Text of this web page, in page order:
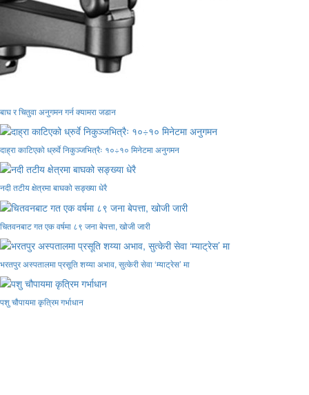
बाघ र चितुवा अनुगमन गर्न क्यामरा जडान
दाह्रा काटिएको ध्रुर्वे निकुञ्जभित्रैः १०÷१० मिनेटमा अनुगमन
नदी तटीय क्षेत्रमा बाघको सङ्ख्या धेरै
चितवनबाट गत एक वर्षमा ८९ जना बेपत्ता, खोजी जारी
भरतपुर अस्पतालमा प्रसूति शय्या अभाव, सुत्केरी सेवा ‘म्याट्रेस’ मा
पशु चौपायमा कृत्रिम गर्भाधान